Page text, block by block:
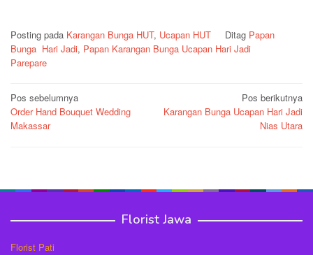
Posting pada Karangan Bunga HUT, Ucapan HUT Ditag Papan
Bunga Hari Jadi, Papan Karangan Bunga Ucapan Hari Jadi
Parepare
Navigasi
pos
Pos sebelumnya
Order Hand Bouquet Wedding
Makassar
Pos berikutnya
Karangan Bunga Ucapan Hari Jadi
Nias Utara
Florist Jawa
Florist Pati